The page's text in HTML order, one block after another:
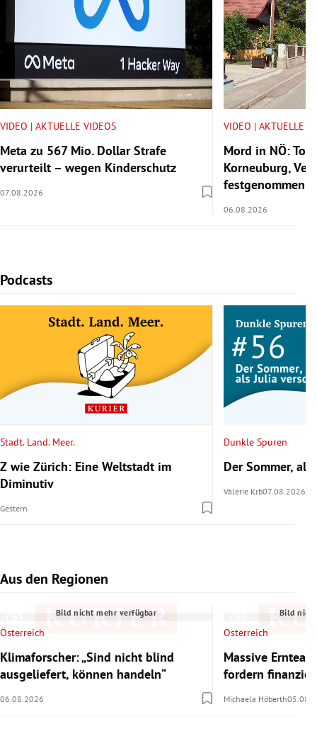
Untermenü
Untermenü
VIDEO | AKTUELLE VIDEOS
Meta zu 567 Mio. Dollar Strafe
verurteilt – wegen Kinderschutz
07.08.2026
VIDEO | AKTUELLE
Mord in NÖ:
Korneuburg,
festgenommen
06.08.2026
Podcasts
Slide 1 von 5
Stadt. Land. Meer.
Z wie Zürich: Eine Weltstadt im
Diminutiv
Gestern
Dunkle Spuren
Der Sommer,
Valerie Krb07.08.2026
Aus den Regionen
Slide 1 von 7
Bild nicht mehr verfügbar
Österreich
Klimaforscher: „Sind nicht blind
ausgeliefert, können handeln“
06.08.2026
Bild
Österreich
Massive
fordern
Michaela Höberth